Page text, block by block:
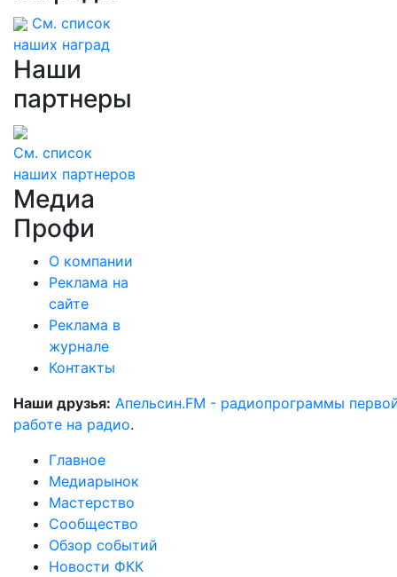
См. список
наших наград
Наши
партнеры
См. список
наших партнеров
Медиа
Профи
О компании
Реклама на
сайте
Реклама в
журнале
Контакты
Наши друзья: Апельсин.FM - радиопрограммы
работе на радио.
Главное
Медиарынок
Мастерство
Сообщество
Обзор событий
Новости ФКК